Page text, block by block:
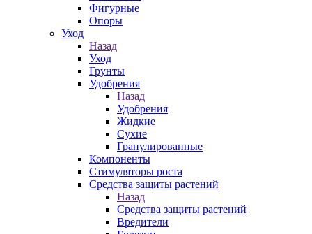
Фигурные
Опоры
Уход
Назад
Уход
Грунты
Удобрения
Назад
Удобрения
Жидкие
Сухие
Гранулированные
Компоненты
Стимуляторы роста
Средства защиты растений
Назад
Средства защиты растений
Вредители